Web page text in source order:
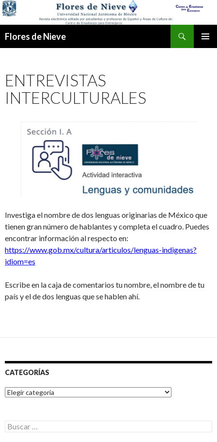
Flores de Nieve
ENTREVISTAS
INTERCULTURALES
Investiga el nombre de dos lenguas originarias de México que
tienen gran número de hablantes y completa el cuadro. Puedes
encontrar información al respecto en:
https://www.gob.mx/cultura/articulos/lenguas-indigenas?
idiom=es
Escribe en la caja de comentarios tu nombre, el nombre de tu
país y el de dos lenguas que se hablen ahí.
CATEGORÍAS
Categorías
Buscar: